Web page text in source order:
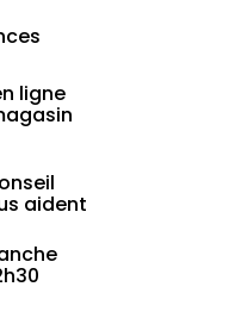
ligne
aident